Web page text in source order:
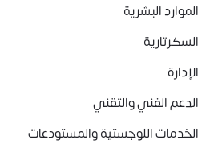
الموارد البشرية
السكرتارية
الإدارة
الدعم الفني والتقني
الخدمات اللوجستية والمستودعات